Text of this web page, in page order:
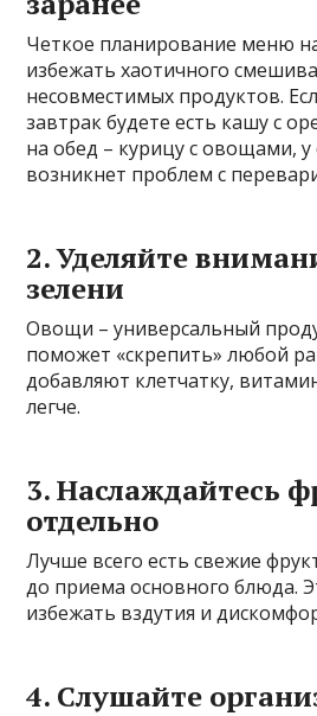
Четкое планирование меню
избежать хаотичного
несовместимых продуктов.
завтрак будете есть кашу с
на обед – курицу с овощами, у
возникнет проблем с
2. Уделяйте
зелени
Овощи – универсальный
поможет «скрепить» любой
добавляют клетчатку,
легче.
3. Наслаждайтесь
отдельно
Лучше всего есть свежие
до приема основного блюда.
избежать вздутия и
4. Слушайте